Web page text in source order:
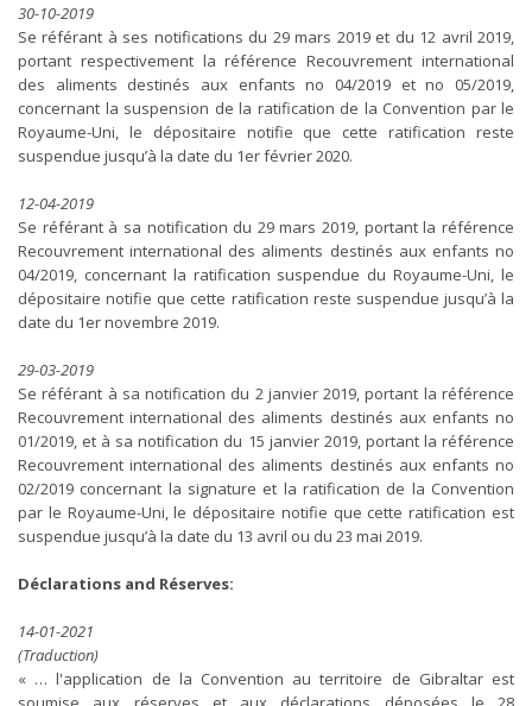
30-10-2019
Se référant à ses notifications du 29 mars 2019 et du 12 avril 2019,
portant respectivement la référence Recouvrement international
des aliments destinés aux enfants no 04/2019 et no 05/2019,
concernant la suspension de la ratification de la Convention par le
Royaume-Uni, le dépositaire notifie que cette ratification reste
suspendue jusqu’à la date du 1er février 2020.
12-04-2019
Se référant à sa notification du 29 mars 2019, portant la référence
Recouvrement international des aliments destinés aux enfants no
04/2019, concernant la ratification suspendue du Royaume-Uni, le
dépositaire notifie que cette ratification reste suspendue jusqu’à la
date du 1er novembre 2019.
29-03-2019
Se référant à sa notification du 2 janvier 2019, portant la référence
Recouvrement international des aliments destinés aux enfants no
01/2019, et à sa notification du 15 janvier 2019, portant la référence
Recouvrement international des aliments destinés aux enfants no
02/2019 concernant la signature et la ratification de la Convention
par le Royaume-Uni, le dépositaire notifie que cette ratification est
suspendue jusqu’à la date du 13 avril ou du 23 mai 2019.
Déclarations and Réserves:
14-01-2021
(Traduction)
« … l'application de la Convention au territoire de Gibraltar est